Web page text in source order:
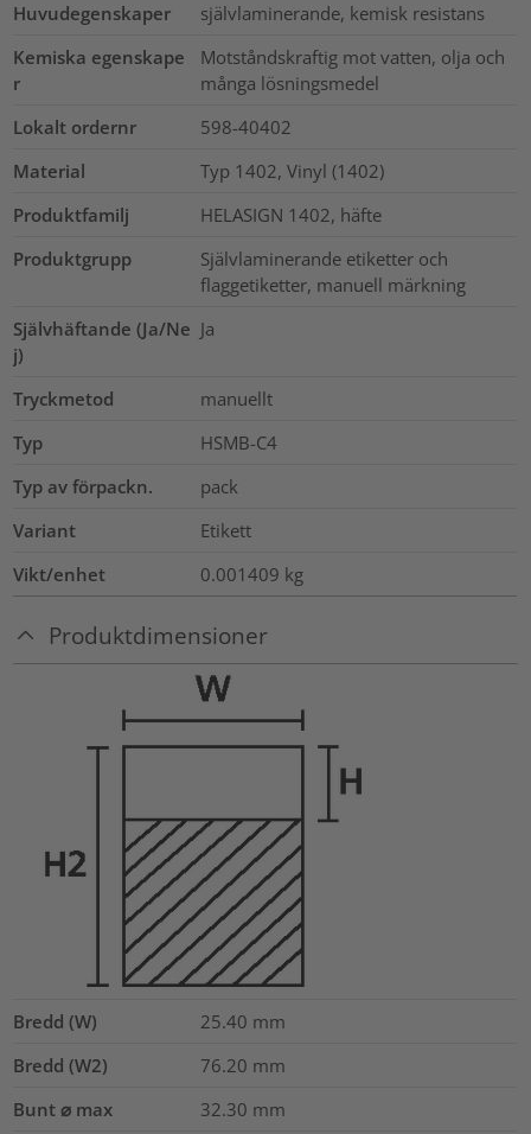
Huvudegenskaper
självlaminerande, kemisk resistans
Kemiska egenskape
r
Motståndskraftig mot vatten, olja och
många lösningsmedel
Lokalt ordernr
598-40402
Material
Typ 1402, Vinyl (1402)
Produktfamilj
HELASIGN 1402, häfte
Produktgrupp
Självlaminerande etiketter och
flaggetiketter, manuell märkning
Självhäftande (Ja/Ne
j)
Ja
Tryckmetod
manuellt
Typ
HSMB-C4
Typ av förpackn.
pack
Variant
Etikett
Vikt/enhet
0.001409 kg
Produktdimensioner
Bredd (W) 25.40 mm
Bredd (W2)
76.20 mm
Bunt ⌀ max
32.30 mm